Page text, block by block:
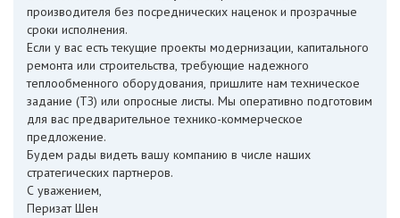
производителя без посреднических наценок и прозрачные
сроки исполнения.
Если у вас есть текущие проекты модернизации, капитального
ремонта или строительства, требующие надежного
теплообменного оборудования, пришлите нам техническое
задание (ТЗ) или опросные листы. Мы оперативно подготовим
для вас предварительное технико-коммерческое
предложение.
Будем рады видеть вашу компанию в числе наших
стратегических партнеров.
С уважением,
Перизат Шен